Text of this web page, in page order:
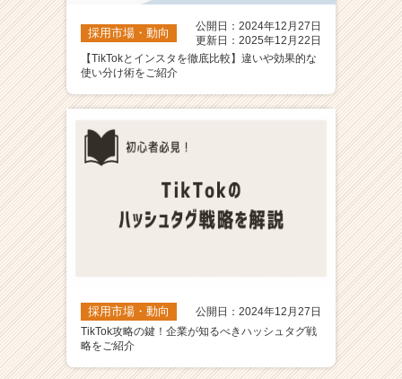
採用市場・動向
公開日：2024年12月27日
更新日：2025年12月22日
【TikTokとインスタを徹底比較】違いや効果的な
使い分け術をご紹介
採用市場・動向
公開日：2024年12月27日
TikTok攻略の鍵！企業が知るべきハッシュタグ戦
略をご紹介